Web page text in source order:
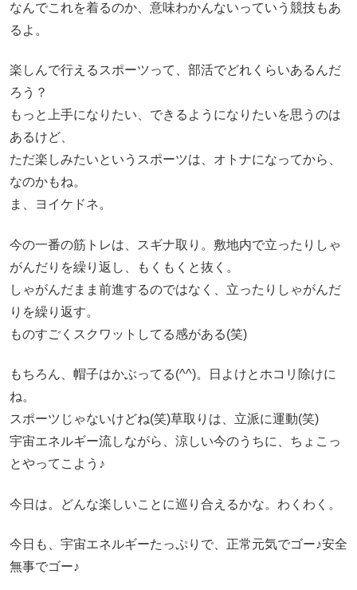
なんでこれを着るのか、意味わかんないっていう競技もあ
るよ。
楽しんで行えるスポーツって、部活でどれくらいあるんだ
ろう？
もっと上手になりたい、できるようになりたいを思うのは
あるけど、
ただ楽しみたいというスポーツは、オトナになってから、
なのかもね。
ま、ヨイケドネ。
今の一番の筋トレは、スギナ取り。敷地内で立ったりしゃ
がんだりを繰り返し、もくもくと抜く。
しゃがんだまま前進するのではなく、立ったりしゃがんだ
りを繰り返す。
ものすごくスクワットしてる感がある(笑)
もちろん、帽子はかぶってる(^^)。日よけとホコリ除けに
ね。
スポーツじゃないけどね(笑)草取りは、立派に運動(笑)
宇宙エネルギー流しながら、涼しい今のうちに、ちょこっ
とやってこよう♪
今日は。どんな楽しいことに巡り合えるかな。わくわく。
今日も、宇宙エネルギーたっぷりで、正常元気でゴー♪安全
無事でゴー♪